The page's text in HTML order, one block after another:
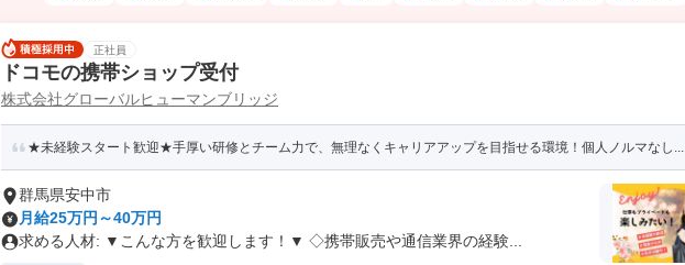
正社員
ドコモの携帯ショップ受付
株式会社グローバルヒューマンブリッジ
★未経験スタート歓迎★手厚い研修とチーム力で、無理なくキャリアアップを目指せる環境！個人ノルマなし...
群馬県安中市
月給25万円～40万円
求める人材: ▼こんな方を歓迎します！▼ ◇携帯販売や通信業界の経験...